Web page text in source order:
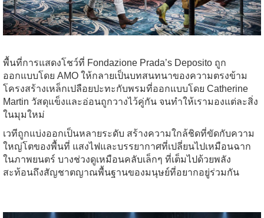
พื้นที่การแสดงโชว์ที่ Fondazione Prada’s Deposito ถูก
ออกแบบโดย AMO ให้กลายเป็นบทสนทนาของความตรงข้าม
โครงสร้างเหล็กเปลือยปะทะกับพรมที่ออกแบบโดย Catherine
Martin วัสดุแข็งและอ่อนถูกวางไว้คู่กัน จนทำให้เรามองแต่ละสิ่ง
ในมุมใหม่
เวทีถูกแบ่งออกเป็นหลายระดับ สร้างความใกล้ชิดที่ขัดกับความ
ใหญ่โตของพื้นที่ แสงไฟและบรรยากาศที่เปลี่ยนไปเหมือนฉาก
ในภาพยนตร์ บางช่วงดูเหมือนคลับเล็กๆ ที่เต็มไปด้วยพลัง
สะท้อนถึงสัญชาตญาณพื้นฐานของมนุษย์ที่อยากอยู่ร่วมกัน